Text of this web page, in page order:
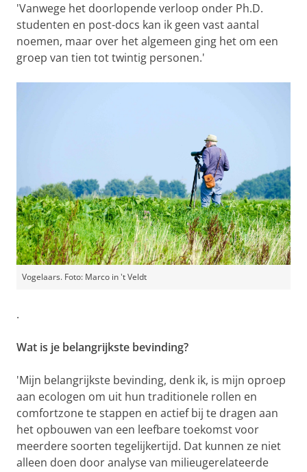
'Vanwege het doorlopende verloop onder Ph.D.
studenten en post-docs kan ik geen vast aantal
noemen, maar over het algemeen ging het om een
groep van tien tot twintig personen.'
Vogelaars. Foto: Marco in 't Veldt
.
Wat is je belangrijkste bevinding?
'Mijn belangrijkste bevinding, denk ik, is mijn oproep
aan ecologen om uit hun traditionele rollen en
comfortzone te stappen en actief bij te dragen aan
het opbouwen van een leefbare toekomst voor
meerdere soorten tegelijkertijd. Dat kunnen ze niet
alleen doen door analyse van milieugerelateerde